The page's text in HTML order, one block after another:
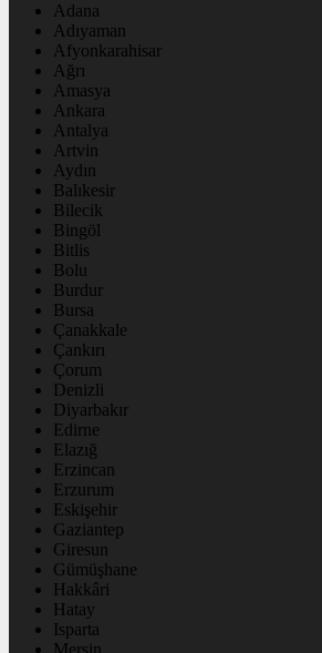
Adana
Adıyaman
Afyonkarahisar
Ağrı
Amasya
Ankara
Antalya
Artvin
Aydın
Balıkesir
Bilecik
Bingöl
Bitlis
Bolu
Burdur
Bursa
Çanakkale
Çankırı
Çorum
Denizli
Diyarbakır
Edirne
Elazığ
Erzincan
Erzurum
Eskişehir
Gaziantep
Giresun
Gümüşhane
Hakkâri
Hatay
Isparta
Mersin